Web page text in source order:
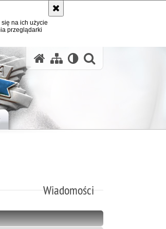
na ich użycie
przeglądarki
Wiadomości